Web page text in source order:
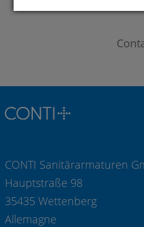
CONTI Sanitärarmaturen
Hauptstraße 98
35435 Wettenberg
Allemagne